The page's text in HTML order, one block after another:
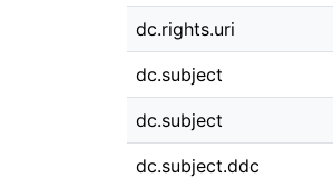
dc.rights.uri
dc.subject
dc.subject
dc.subject.ddc